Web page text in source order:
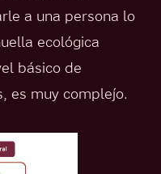
a una persona lo
ecológica
básico de
es muy complejo.